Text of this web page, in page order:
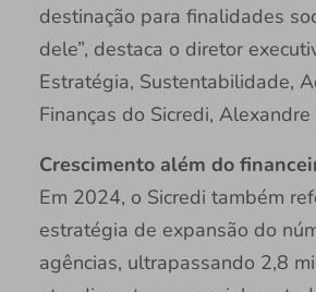
destinação para finalidades
dele”, destaca o diretor
Estratégia, Sustentabilidade,
Finanças do Sicredi,
Crescimento além do
Em 2024, o Sicredi também
estratégia de expansão do
agências, ultrapassando 2,8